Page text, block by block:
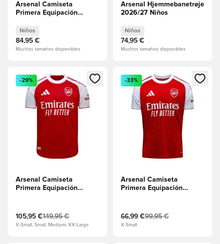
Arsenal Camiseta
Primera Equipación
largas
Niños
84,95 €
Muchos tamaños disponibles
Arsenal Hjemmebanetrøje
2026/27 Niños
Niños
74,95 €
Muchos tamaños disponibles
Abre un modal para iniciar sesión o registrarse como
-29%
Arsenal Camiseta
Primera Equipación
105,95 €149,95 €
X-Small, Small, Medium, XX-Large
Abre un modal para iniciar
-33%
Arsenal Camiseta
Primera Equipación
66,99 €99,95 €
X-Small